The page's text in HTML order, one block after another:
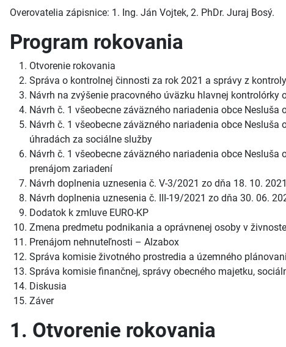
Overovatelia zápisnice: 1. Ing. Ján Vojtek, 2. PhDr. Juraj Bosý.
Program rokovania
Otvorenie rokovania
Správa o kontrolnej činnosti za rok 2021 a správy z
Návrh na zvýšenie pracovného úväzku hlavnej kontrolórky
Návrh č. 1 všeobecne záväzného nariadenia obce
Návrh č. 1 všeobecne záväzného nariadenia obce
úhradách za sociálne služby
Návrh č. 1 všeobecne záväzného nariadenia obce
prenájom zariadení
Návrh doplnenia uznesenia č. V-3/2021 zo dňa 18. 10. 2021
Návrh doplnenia uznesenia č. III-19/2021 zo dňa 30. 06.
Dodatok k zmluve EURO-KP
Zmena predmetu podnikania a oprávnenej osoby v
Prenájom nehnuteľnosti – Alzabox
Správa komisie životného prostredia a územného
Správa komisie finančnej, správy obecného majetku,
Diskusia
Záver
1. Otvorenie rokovania